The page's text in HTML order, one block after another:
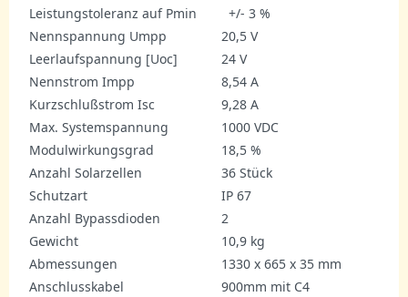
Leistungstoleranz auf Pmin
+/- 3 %
Nennspannung Umpp
20,5 V
Leerlaufspannung [Uoc]
24 V
Nennstrom Impp
8,54 A
Kurzschlußstrom Isc
9,28 A
Max. Systemspannung
1000 VDC
Modulwirkungsgrad
18,5 %
Anzahl Solarzellen
36 Stück
Schutzart
IP 67
Anzahl Bypassdioden
2
Gewicht
10,9 kg
Abmessungen
1330 x 665 x 35 mm
Anschlusskabel
900mm mit C4